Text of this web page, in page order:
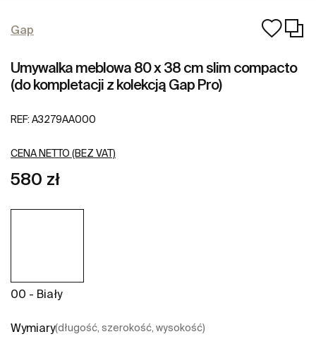
Gap
Umywalka meblowa 80 x 38 cm slim compacto
(do kompletacji z kolekcją Gap Pro)
REF: A3279AA000
CENA NETTO (BEZ VAT)
580 zł
00 - Biały
Wymiary(długość, szerokość, wysokość)